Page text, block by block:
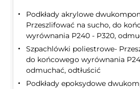
Podkłady akrylowe
Przeszlifować na sucho, do
wyrównania P240 - P320,
Szpachlówki poliestrowe-
do końcowego wyrównania
odmuchać, odtłuścić
Podkłady epoksydowe